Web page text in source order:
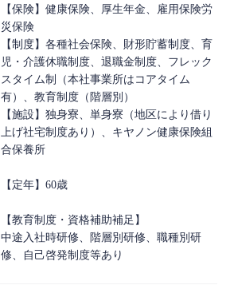
【保険】健康保険、厚生年金、雇用保険労
災保険
【制度】各種社会保険、財形貯蓄制度、育
児・介護休職制度、退職金制度、フレック
スタイム制（本社事業所はコアタイム
有）、教育制度（階層別）
【施設】独身寮、単身寮（地区により借り
上げ社宅制度あり）、キヤノン健康保険組
合保養所
【定年】60歳
【教育制度・資格補助補足】
中途入社時研修、階層別研修、職種別研
修、自己啓発制度等あり